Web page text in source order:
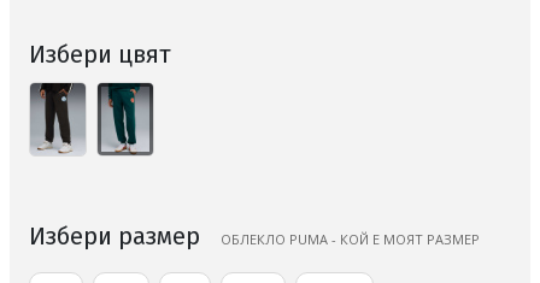
Избери цвят
Избери размер ОБЛЕКЛО PUMA - КОЙ Е МОЯТ РАЗМЕР